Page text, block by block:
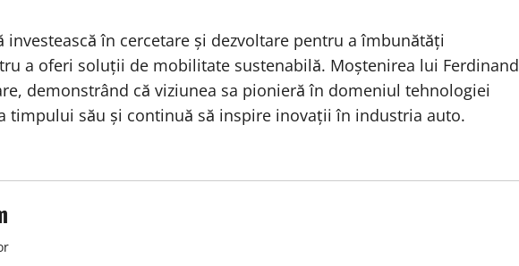
investească în cercetare și dezvoltare pentru a îmbunătăți
a oferi soluții de mobilitate sustenabilă. Moștenirea lui Ferdinand
demonstrând că viziunea sa pionieră în domeniul tehnologiei
timpului său și continuă să inspire inovații în industria auto.